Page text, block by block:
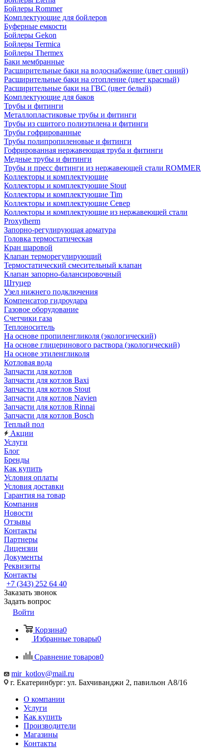
Бойлеры Rommer
Комплектующие для бойлеров
Буферные емкости
Бойлеры Gekon
Бойлеры Termica
Бойлеры Thermex
Баки мембранные
Расширительные баки на водоснабжение (цвет синий)
Расширительные баки на отопление (цвет красный)
Расширительные баки на ГВС (цвет белый)
Комплектующие для баков
Трубы и фитинги
Металлопластиковые трубы и фитинги
Трубы из сшитого полиэтилена и фитинги
Трубы гофрированные
Трубы полипропиленовые и фитинги
Гофрированная нержавеющая труба и фитинги
Медные трубы и фитинги
Трубы и пресс фитинги из нержавеющей стали ROMMER
Коллекторы и комплектующие
Коллекторы и комплектующие Stout
Коллекторы и комплектующие Tim
Коллекторы и комплектующие Север
Коллекторы и комплектующие из нержавеющей стали
Proxytherm
Запорно-регулирующая арматура
Головка термостатическая
Кран шаровой
Клапан терморегулирующий
Термостатический смесительный клапан
Клапан запорно-балансировочный
Штуцер
Узел нижнего подключения
Компенсатор гидроудара
Газовое оборудование
Счетчики газа
Теплоноситель
На основе пропиленгликоля (экологический)
На основе глицеринового раствора (экологический)
На основе этиленгликоля
Котловая вода
Запчасти для котлов
Запчасти для котлов Baxi
Запчасти для котлов Stout
Запчасти для котлов Navien
Запчасти для котлов Rinnai
Запчасти для котлов Bosch
Теплый пол
Акции
Услуги
Блог
Бренды
Как купить
Условия оплаты
Условия доставки
Гарантия на товар
Компания
Новости
Отзывы
Контакты
Партнеры
Лицензии
Документы
Реквизиты
Контакты
+7 (343) 252 64 40
Заказать звонок
Задать вопрос
Войти
Корзина0
Избранные товары0
Сравнение товаров0
mir_kotlov@mail.ru
г. Екатеринбург: ул. Бахчиванджи 2, павильон А8/16
О компании
Услуги
Как купить
Производители
Магазины
Контакты